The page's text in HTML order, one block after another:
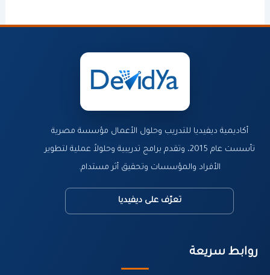
أكاديمية ديفيديا للتدريب وحلول الأعمال مؤسسة مصرية
تأسست عام 2015، وتقدم برامج تدريبية وحلولاً عملية لتطوير
الأفراد والمؤسسات وتحقيق أثر مستدام.
تعرّف على ديفيديا
روابط سريعة